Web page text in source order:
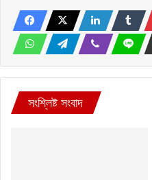
সংশ্লিষ্ট সংবাদ